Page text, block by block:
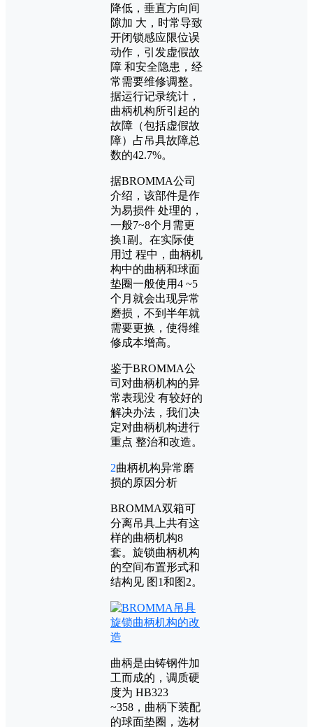
降低，垂直方向间
隙加 大，时常导致
开闭锁感应限位误
动作，引发虚假故
障 和安全隐患，经
常需要维修调整。
据运行记录统计，
曲柄机构所引起的
故障（包括虚假故
障）占吊具故障总
数的42.7%。
据BROMMA公司
介绍，该部件是作
为易损件 处理的，
一般7~8个月需更
换1副。在实际使
用过 程中，曲柄机
构中的曲柄和球面
垫圈一般使用4 ~5
个月就会出现异常
磨损，不到半年就
需要更换，使得维
修成本增高。
鉴于BROMMA公
司对曲柄机构的异
常表现没 有较好的
解决办法，我们决
定对曲柄机构进行
重点 整治和改造。
2曲柄机构异常磨
损的原因分析
BROMMA双箱可
分离吊具上共有这
样的曲柄机构8
套。旋锁曲柄机构
的空间布置形式和
结构见 图1和图2。
曲柄是由铸钢件加
工而成的，调质硬
度为 HB323
~358，曲柄下装配
的球面垫圈，选材